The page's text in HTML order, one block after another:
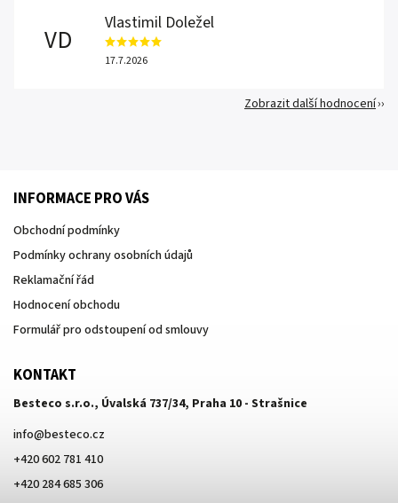
VD
Vlastimil Doležel
17.7.2026
Zobrazit další hodnocení
INFORMACE PRO VÁS
Obchodní podmínky
Podmínky ochrany osobních údajů
Reklamační řád
Hodnocení obchodu
Formulář pro odstoupení od smlouvy
KONTAKT
Besteco s.r.o., Úvalská 737/34, Praha 10 - Strašnice
info@besteco.cz
+420 602 781 410
+420 284 685 306